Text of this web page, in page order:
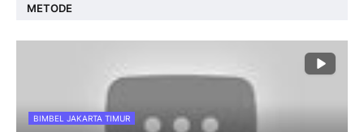
METODE
BIMBEL JAKARTA TIMUR